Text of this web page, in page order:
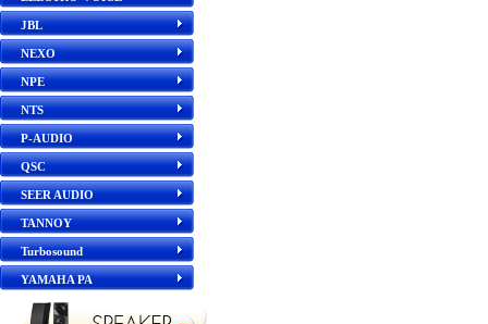
JBL
NEXO
NPE
NTS
P-AUDIO
QSC
SEER AUDIO
TANNOY
Turbosound
YAMAHA PA